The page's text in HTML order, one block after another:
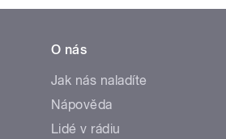
O nás
Jak nás naladíte
Nápověda
Lidé v rádiu